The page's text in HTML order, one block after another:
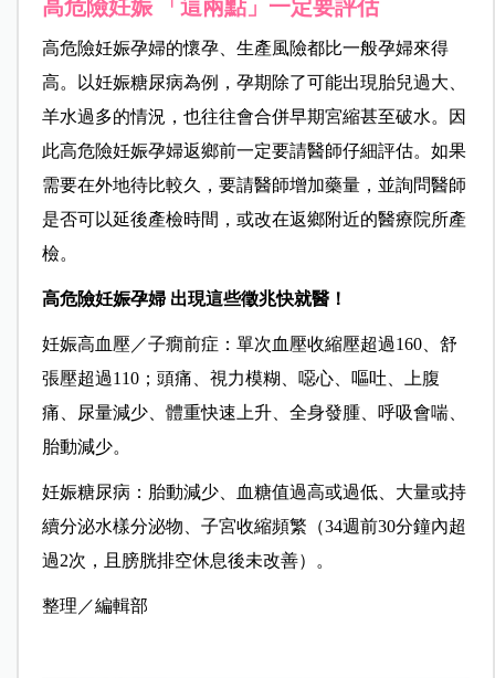
高危險妊娠 「這兩點」一定要評估
高危險妊娠孕婦的懷孕、生產風險都比一般孕婦來得
高。以妊娠糖尿病為例，孕期除了可能出現胎兒過大、
羊水過多的情況，也往往會合併早期宮縮甚至破水。因
此高危險妊娠孕婦返鄉前一定要請醫師仔細評估。如果
需要在外地待比較久，要請醫師增加藥量，並詢問醫師
是否可以延後產檢時間，或改在返鄉附近的醫療院所產
檢。
高危險妊娠孕婦 出現這些徵兆快就醫！
妊娠高血壓／子癇前症：單次血壓收縮壓超過160、舒
張壓超過110；頭痛、視力模糊、噁心、嘔吐、上腹
痛、尿量減少、體重快速上升、全身發腫、呼吸會喘、
胎動減少。
妊娠糖尿病：胎動減少、血糖值過高或過低、大量或持
續分泌水樣分泌物、子宮收縮頻繁（34週前30分鐘內超
過2次，且膀胱排空休息後未改善）。
整理／編輯部